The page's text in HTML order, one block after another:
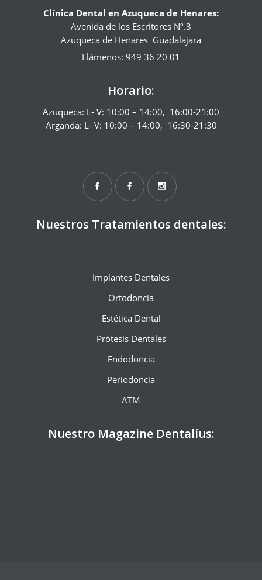
Clínica Dental en Azuqueca de Henares:
Avenida de los Escritores Nº.3
Azuqueca de Henares Guadalajara
Llámenos: 949 36 20 01
Horario:
Azuqueca: L- V: 10:00 – 14:00, 16:00-21:00
Arganda: L- V: 10:00 – 14:00, 16:30-21:30
Nuestros Tratamientos dentales:
Implantes Dentales
Ortodoncia
Estética Dental
Prótesis Dentales
Endodoncia
Periodoncia
ATM
Nuestro Magazine Dentalíus: